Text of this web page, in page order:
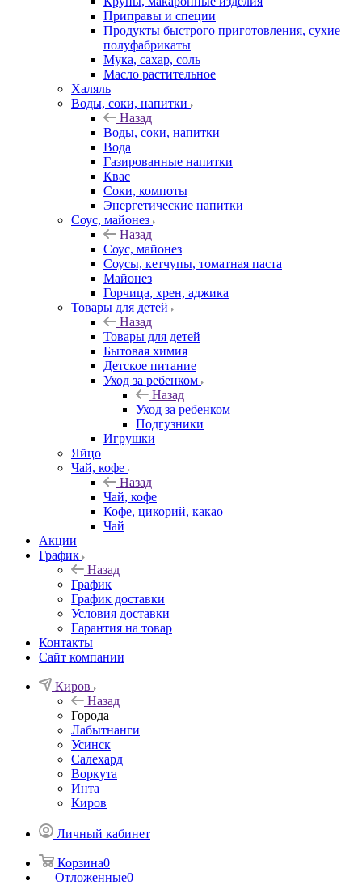
Приправы и специи
Продукты быстрого приготовления, сухие
полуфабрикаты
Мука, сахар, соль
Масло растительное
Халяль
Воды, соки, напитки
Назад
Воды, соки, напитки
Вода
Газированные напитки
Квас
Соки, компоты
Энергетические напитки
Соус, майонез
Назад
Соус, майонез
Соусы, кетчупы, томатная паста
Майонез
Горчица, хрен, аджика
Товары для детей
Назад
Товары для детей
Бытовая химия
Детское питание
Уход за ребенком
Назад
Уход за ребенком
Подгузники
Игрушки
Яйцо
Чай, кофе
Назад
Чай, кофе
Кофе, цикорий, какао
Чай
Акции
График
Назад
График
График доставки
Условия доставки
Гарантия на товар
Контакты
Сайт компании
Киров
Назад
Города
Лабытнанги
Усинск
Салехард
Воркута
Инта
Киров
Личный кабинет
Корзина0
Отложенные0